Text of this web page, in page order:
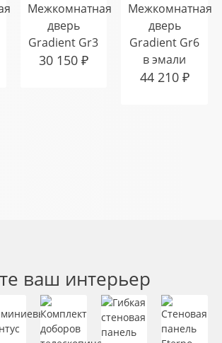
Межкомнатная
дверь
Gradient Gr3
30 150 ₽
Межкомнатная
дверь
Gradient Gr6
в эмали
44 210 ₽
ваш интерьер